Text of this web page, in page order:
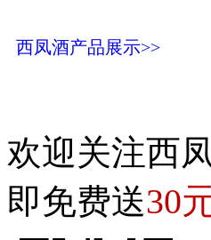
西凤酒产品展示>>
欢迎关注西
即免费送30